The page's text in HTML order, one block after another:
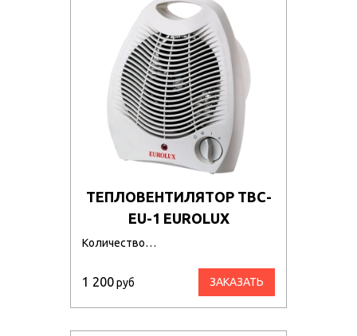
ТЕПЛОВЕНТИЛЯТОР ТВС-
EU-1 EUROLUX
Количество…
1 200руб ЗАКАЗАТЬ